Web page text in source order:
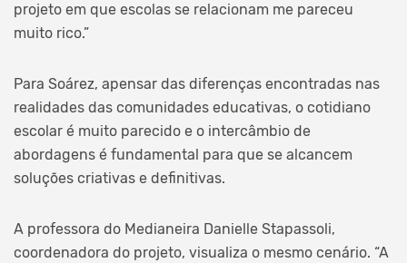
projeto em que escolas se relacionam me pareceu
muito rico.”
Para Soárez, apensar das diferenças encontradas nas
realidades das comunidades educativas, o cotidiano
escolar é muito parecido e o intercâmbio de
abordagens é fundamental para que se alcancem
soluções criativas e definitivas.
A professora do Medianeira Danielle Stapassoli,
coordenadora do projeto, visualiza o mesmo cenário. “A